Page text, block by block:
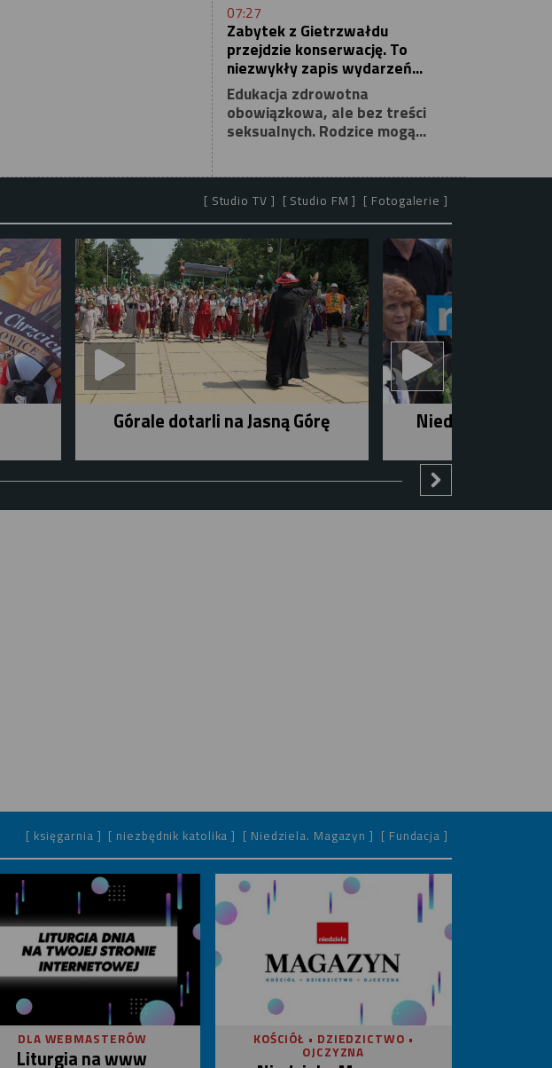
07:27
Zabytek z Gietrzwałdu
przejdzie konserwację. To
niezwykły zapis wydarzeń...
Edukacja zdrowotna
obowiązkowa, ale bez treści
seksualnych. Rodzice mogą...
[ Studio TV ] [ Studio FM ] [ Fotogalerie ]
Górale dotarli na Jasną Górę Niedziela w
[ księgarnia ] [ niezbędnik katolika ] [ Niedziela. Magazyn ] [ Fundacja ]
DLA WEBMASTERÓW
Liturgia na www
KOŚCIÓŁ • DZIEDZICTWO •
OJCZYZNA